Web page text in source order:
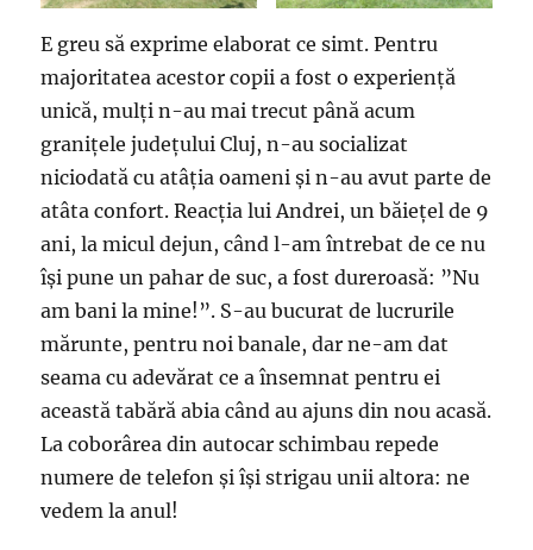
E greu să exprime elaborat ce simt. Pentru
majoritatea acestor copii a fost o experiență
unică, mulți n-au mai trecut până acum
granițele județului Cluj, n-au socializat
niciodată cu atâția oameni și n-au avut parte de
atâta confort. Reacția lui Andrei, un băiețel de 9
ani, la micul dejun, când l-am întrebat de ce nu
își pune un pahar de suc, a fost dureroasă: ”Nu
am bani la mine!”. S-au bucurat de lucrurile
mărunte, pentru noi banale, dar ne-am dat
seama cu adevărat ce a însemnat pentru ei
această tabără abia când au ajuns din nou acasă.
La coborârea din autocar schimbau repede
numere de telefon și își strigau unii altora: ne
vedem la anul!